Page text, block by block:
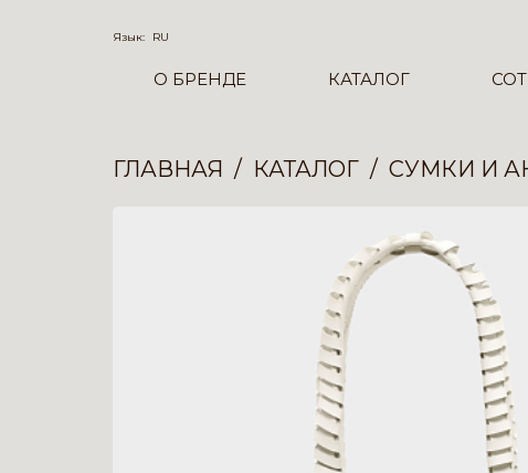
Язык: RU
О БРЕНДЕ КАТАЛОГ
ГЛАВНАЯ КАТАЛОГ СУМКИ И